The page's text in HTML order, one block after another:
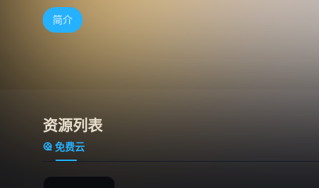
简介
资源列表
免费云